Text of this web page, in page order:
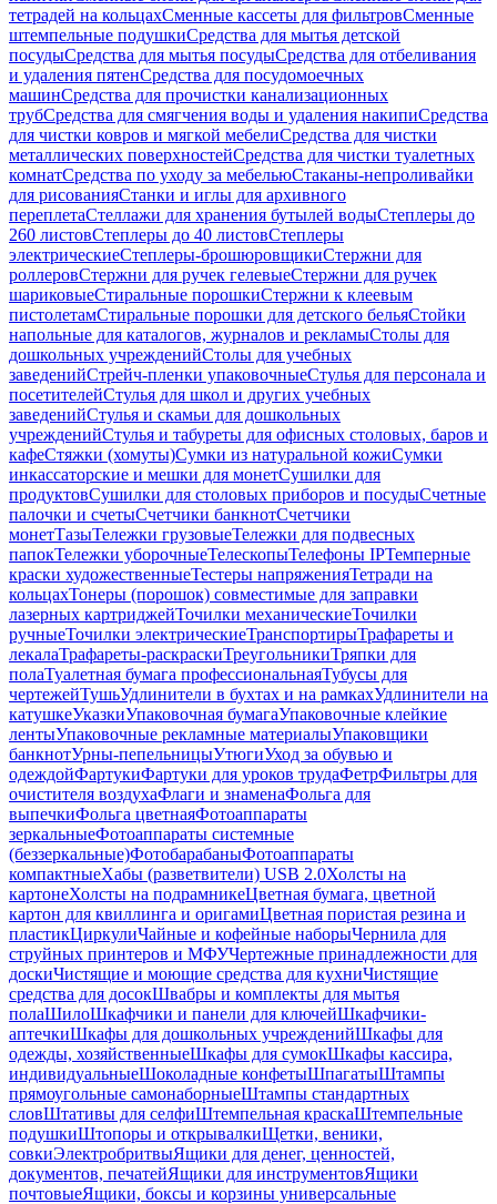
тетрадей на кольцахСменные кассеты для фильтровСменные
штемпельные подушкиСредства для мытья детской
посудыСредства для мытья посудыСредства для отбеливания
и удаления пятенСредства для посудомоечных
машинСредства для прочистки канализационных
трубСредства для смягчения воды и удаления накипиСредства
для чистки ковров и мягкой мебелиСредства для чистки
металлических поверхностейСредства для чистки туалетных
комнатСредства по уходу за мебельюСтаканы-непроливайки
для рисованияСтанки и иглы для архивного
переплетаСтеллажи для хранения бутылей водыСтеплеры до
260 листовСтеплеры до 40 листовСтеплеры
электрическиеСтеплеры-брошюровщикиСтержни для
роллеровСтержни для ручек гелевыеСтержни для ручек
шариковыеСтиральные порошкиСтержни к клеевым
пистолетамСтиральные порошки для детского бельяСтойки
напольные для каталогов, журналов и рекламыСтолы для
дошкольных учрежденийСтолы для учебных
заведенийСтрейч-пленки упаковочныеСтулья для персонала и
посетителейСтулья для школ и других учебных
заведенийСтулья и скамьи для дошкольных
учрежденийСтулья и табуреты для офисных столовых, баров и
кафеСтяжки (хомуты)Сумки из натуральной кожиСумки
инкассаторские и мешки для монетСушилки для
продуктовСушилки для столовых приборов и посудыСчетные
палочки и счетыСчетчики банкнотСчетчики
монетТазыТележки грузовыеТележки для подвесных
папокТележки уборочныеТелескопыТелефоны IPТемперные
краски художественныеТестеры напряженияТетради на
кольцахТонеры (порошок) совместимые для заправки
лазерных картриджейТочилки механическиеТочилки
ручныеТочилки электрическиеТранспортирыТрафареты и
лекалаТрафареты-раскраскиТреугольникиТряпки для
полаТуалетная бумага профессиональнаяТубусы для
чертежейТушьУдлинители в бухтах и на рамкахУдлинители на
катушкеУказкиУпаковочная бумагаУпаковочные клейкие
лентыУпаковочные рекламные материалыУпаковщики
банкнотУрны-пепельницыУтюгиУход за обувью и
одеждойФартукиФартуки для уроков трудаФетрФильтры для
очистителя воздухаФлаги и знаменаФольга для
выпечкиФольга цветнаяФотоаппараты
зеркальныеФотоаппараты системные
(беззеркальные)ФотобарабаныФотоаппараты
компактныеХабы (разветвители) USB 2.0Холсты на
картонеХолсты на подрамникеЦветная бумага, цветной
картон для квиллинга и оригамиЦветная пористая резина и
пластикЦиркулиЧайные и кофейные наборыЧернила для
струйных принтеров и МФУЧертежные принадлежности для
доскиЧистящие и моющие средства для кухниЧистящие
средства для досокШвабры и комплекты для мытья
полаШилоШкафчики и панели для ключейШкафчики-
аптечкиШкафы для дошкольных учрежденийШкафы для
одежды, хозяйственныеШкафы для сумокШкафы кассира,
индивидуальныеШоколадные конфетыШпагатыШтампы
прямоугольные самонаборныеШтампы стандартных
словШтативы для селфиШтемпельная краскаШтемпельные
подушкиШтопоры и открывалкиЩетки, веники,
совкиЭлектробритвыЯщики для денег, ценностей,
документов, печатейЯщики для инструментовЯщики
почтовыеЯщики, боксы и корзины универсальные